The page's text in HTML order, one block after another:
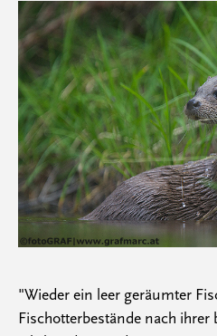
"Wieder ein leer geräumter
Fischotterbestände nach